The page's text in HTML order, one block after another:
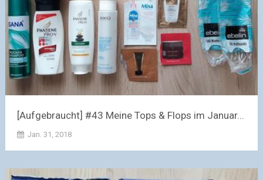
[Aufgebraucht] #43 Meine Tops & Flops im Januar...
Jan. 31, 2018